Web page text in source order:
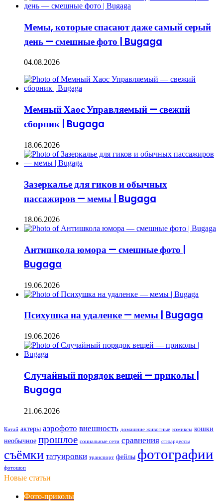
Мемы, которые спасают даже самый серый
день — смешные фото | Bugaga
04.08.2026
Мемный Хаос Управляемый — свежий
сборник | Bugaga
18.06.2026
Зазеркалье для гиков и обычных
пассажиров — мемы | Bugaga
18.06.2026
Антишкола юмора — смешные фото |
Bugaga
19.06.2026
Психушка на удаленке — мемы | Bugaga
19.06.2026
Случайный порядок вещей — приколы |
Bugaga
21.06.2026
Китай актеры аэрофото внешность домашние животные комиксы кошки
необычное прошлое социальные сети сравнения стюардессы
съёмки татуировки транспорт фейлы фотографии
фотошоп
Новые статьи
Фото-приколы